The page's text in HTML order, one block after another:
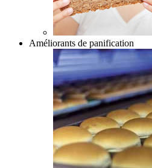
Améliorants de panification